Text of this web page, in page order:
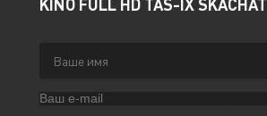
KINO FULL HD TAS-IX SKACHAT